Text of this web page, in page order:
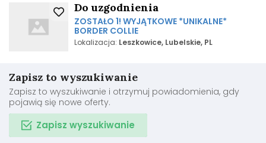
Do uzgodnienia
ZOSTAŁO 1! WYJĄTKOWE *UNIKALNE*
BORDER COLLIE
Lokalizacja: Leszkowice, Lubelskie, PL
Zapisz to wyszukiwanie
Zapisz to wyszukiwanie i otrzymuj powiadomienia, gdy
pojawią się nowe oferty.
Zapisz wyszukiwanie